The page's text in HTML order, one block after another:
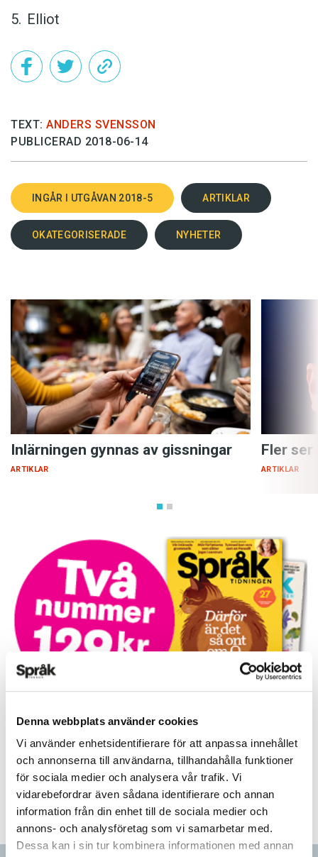
Denna webbplats använder cookies
Vi använder enhetsidentifierare för att anpassa innehållet
och annonserna till användarna, tillhandahålla funktioner
för sociala medier och analysera vår trafik. Vi
vidarebefordrar även sådana identifierare och annan
information från din enhet till de sociala medier och
annons- och analysföretag som vi samarbetar med.
Dessa kan i sin tur kombinera informationen med annan
Elliot
TEXT: ANDERS SVENSSON
PUBLICERAD 2018-06-14
INGÅR I UTGÅVAN 2018-5 ARTIKLAR
OKATEGORISERADE NYHETER
Inlärningen gynnas av gissningar
ARTIKLAR
Fler
ARTIKLAR
Prova på!
Tidningen i brevlådan plus tillgång till webben och digital
läsning med vår app
TVÅ NUMMER FÖR 129 KR!